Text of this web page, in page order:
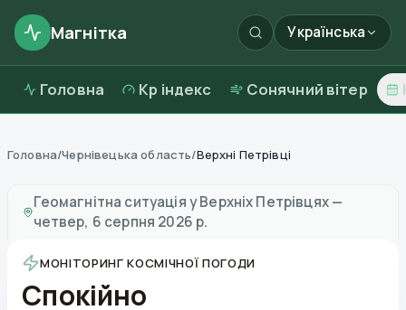
Магнітка Українська
Головна Kp індекс Сонячний вітер
Головна/Чернівецька область/Верхні Петрівці
Геомагнітна ситуація уВерхніх Петрівцях—
четвер, 6 серпня 2026 р.
МОНІТОРИНГ КОСМІЧНОЇ ПОГОДИ
Спокійно